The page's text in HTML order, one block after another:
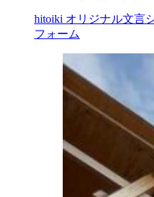
hitoiki オリジナル文言
フォーム